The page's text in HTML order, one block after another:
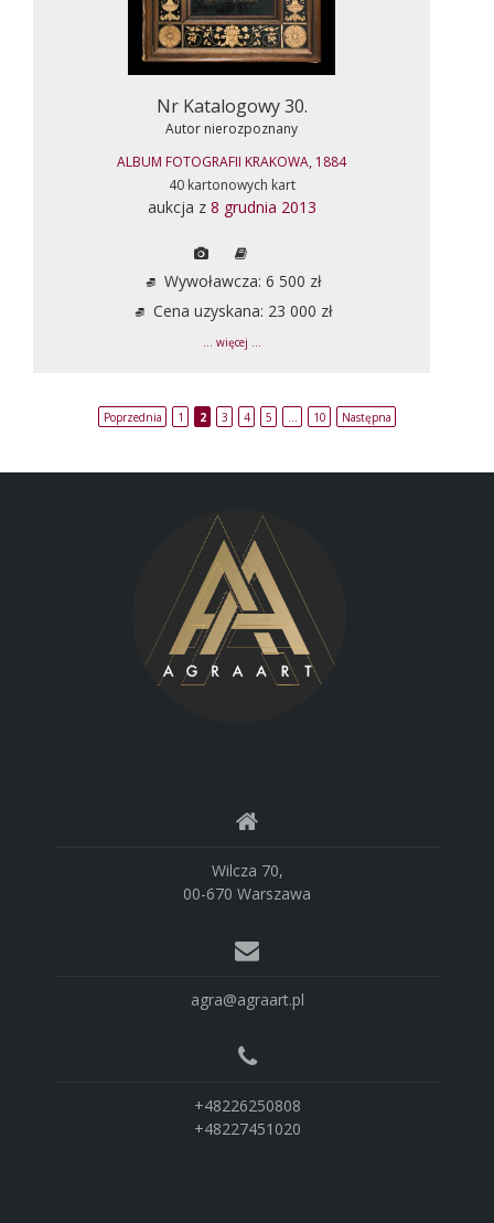
Nr Katalogowy 30.
Autor nierozpoznany
ALBUM FOTOGRAFII KRAKOWA, 1884
40 kartonowych kart
aukcja z 8 grudnia 2013
Wywoławcza: 6 500 zł
Cena uzyskana: 23 000 zł
... więcej ...
Poprzednia 1 2 3 4 5 10 Następna
Wilcza 70,
00-670 Warszawa
agra@agraart.pl
+48226250808
+48227451020